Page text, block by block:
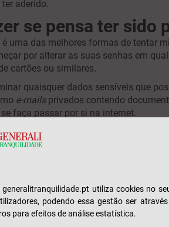
aderido.
se pensa ter sido
uma das melhores formas de tentar
por alterar as suas senhas em
cartões ou similares.
quaisquer dados sensíveis que
e-mailsprivados contendo
faça passar por si na internet.
e familiares o mais rapidamente
oue-mails
suspeitos, fingindo ser
ou dinheiro.
desautorize quaisquer aplicações que
extratos bancários, se existem
avisar o seu banco para que este
potencialmente suspeita. Dependendo
generalitranquilidade.pt utiliza cookies no
podendo essa gestão ser
para efeitos de análise estatística.